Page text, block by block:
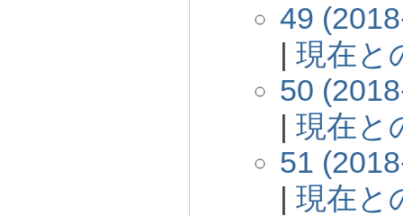
49
| 現在と
50
| 現在と
51
| 現在と